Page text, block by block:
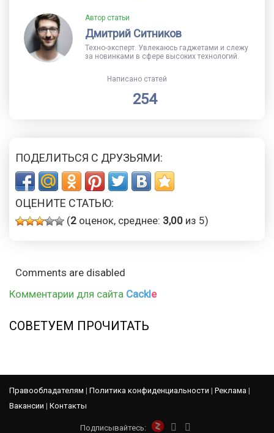
Автор статьи
Дмитрий Ситников
Техно-эксперт. Увлекаюсь гаджетами и слежу
за новинками в сфере высоких технологий.
Написано статей
254
ПОДЕЛИТЬСЯ С ДРУЗЬЯМИ:
ОЦЕНИТЕ СТАТЬЮ:
(2 оценок, среднее: 3,00 из 5)
Comments are disabled
Комментарии для сайта Cackle
СОВЕТУЕМ ПРОЧИТАТЬ
Правообладателям | Политика конфиденциальности | Реклама |
Вакансии | Контакты
Подписывайтесь: